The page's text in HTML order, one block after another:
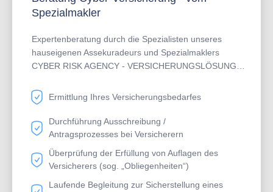
Spezialmakler
Expertenberatung durch die Spezialisten unseres
hauseigenen Assekuradeurs und Spezialmaklers
CYBER RISK AGENCY - VERSICHERUNGSLÖSUNGEN
gesamte Marktangebot geprüft und kennen die besten
Cyber-Angebote die sowohl bezüglich der
Deckungskonzepte als auch in Bezug auf den Reifegrad
der so erfolgskritischen Notfallservices (sog.
"Assistanceleistungen") wie insb. einer hoch
performanten 24/7-Notfall-Hotline überzeugen. Sie
erhalten versierte Beratung dazu, welche Auflagen (sog.
"Obliegenheiten) unbedingt zu erfüllen sind, um beim
Ermittlung Ihres Versicherungsbedarfes
Durchführung Ausschreibung /
Antragsprozesses bei Versicherern
Überprüfung der Erfüllung von Auflagen des
Versicherers (sog. „Obliegenheiten“)
Laufende Begleitung zur Sicherstellung eines